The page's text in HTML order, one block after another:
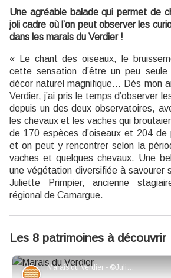
Une agréable balade qui permet de
joli cadre où l’on peut observer les
dans les marais du Verdier !
« Le chant des oiseaux, le
cette sensation d’être un peu
décor naturel magnifique... Dès mon
Verdier, j’ai pris le temps d’observer
depuis un des deux observatoires,
les chevaux et les vaches qui
de 170 espèces d’oiseaux et 204 de
et on peut y rencontrer selon la
vaches et quelques chevaux. Une
une végétation diversifiée à savourer
Juliette Primpier, ancienne
régional de Camargue.
Les 8 patrimoines à découvrir
Marais du Verdier - ©Juliette Primpier - PNR Camargue
Eaux et rivières